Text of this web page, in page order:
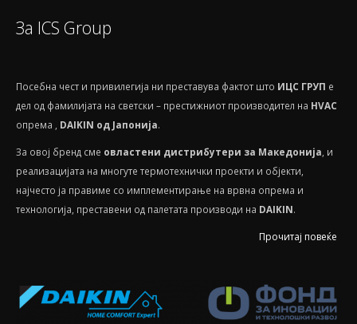
За ICS Group
Посебнa чест и привилегија ни преставува фактот што ИЦС ГРУП е
дел од фамилијата на светски – престижниот производител на HVAС
опрема , DAIKIN од Јапонија.
За овој бренд сме овластени дистрибутери за Македонија , и
реализацијата на многуте термотехнички проекти и објекти,
најчесто ја правиме со имплементирање на врвна опрема и
технологија, преставени од палетата производи на DAIKIN.
Прочитај повеќе